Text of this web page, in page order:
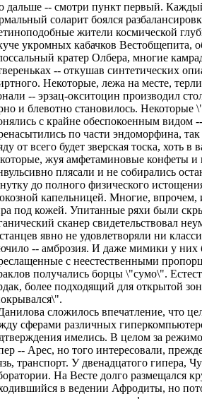
дальше -- смотри пункт первый.
соларит боялся
жители космической
укромных кабачков Вестобщепита,
кратер Олбера, многие
-- откушав синтетических
Некоторые, лежа на месте,
-- эрзац-окситоцин производил
и блевотно становилось. Некоторые
с крайне обеспокоенным видом
по части эндоморфина, так
от всего будет зверская тоска, хоть в
жуя амфетаминовые конфеты и
плясали и не собирались
до полного физического
капельницей. Многие, впрочем,
под кожей. Упитанные ряхи были
сканер свидетельствовал
явно не удовлетворяли ни
-- амброзия. И даже мимики у них
с неестественными
получались борцы \"сумо\".
более подходящий для открытой
сложилось впечатление, что
сферами различных
имелись. В целом за
-- Арес, но того интересовали,
транспорт. У двенадцатого гипера,
На Весте долго размещался
в ведении Афродиты, но